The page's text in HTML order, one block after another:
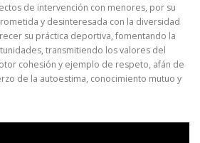
de intervención con menores, por su
y desinteresada con la diversidad
su práctica deportiva, fomentando la
transmitiendo los valores del
cohesión y ejemplo de respeto, afán de
de la autoestima, conocimiento mutuo y